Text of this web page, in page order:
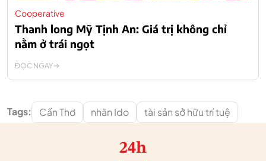
Cooperative
Thanh long Mỹ Tịnh An: Giá trị không chỉ
nằm ở trái ngọt
ĐỌC NGAY
Tags: Cần Thơ nhãn Ido tài sản sở hữu trí tuệ
24h